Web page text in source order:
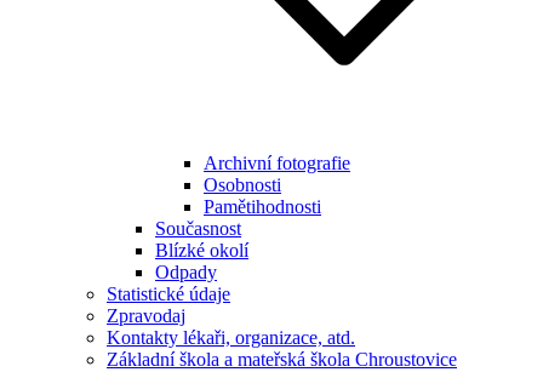
Archivní fotografie
Osobnosti
Pamětihodnosti
Současnost
Blízké okolí
Odpady
Statistické údaje
Zpravodaj
Kontakty lékaři, organizace, atd.
Základní škola a mateřská škola Chroustovice